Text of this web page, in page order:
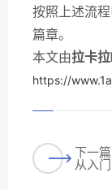
按照上述流
篇章。
本文由拉卡
https://
下一
从入